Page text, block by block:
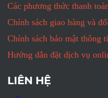
Các phương thức thanh
Chính sách giao hàng và
Chính sách bảo mật thông
Hướng dẫn đặt dịch vụ
LIÊN HỆ